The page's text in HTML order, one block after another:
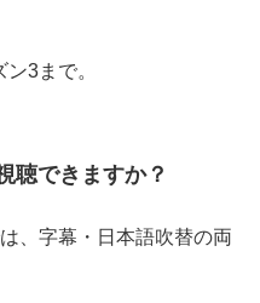
3まで。
聴できますか？
、字幕・日本語吹替の両